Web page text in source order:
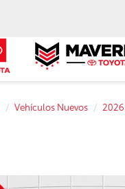
Vehículos Nuevos 2026